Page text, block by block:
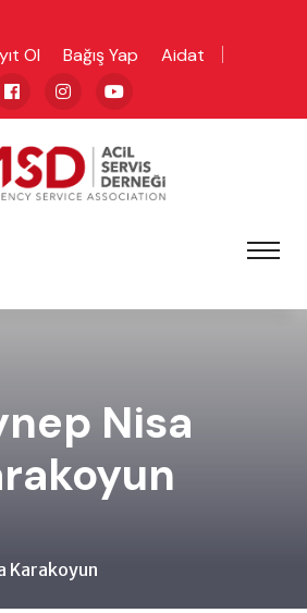
Ol Bağış Yap Aidat
Nisa
Karakoyun